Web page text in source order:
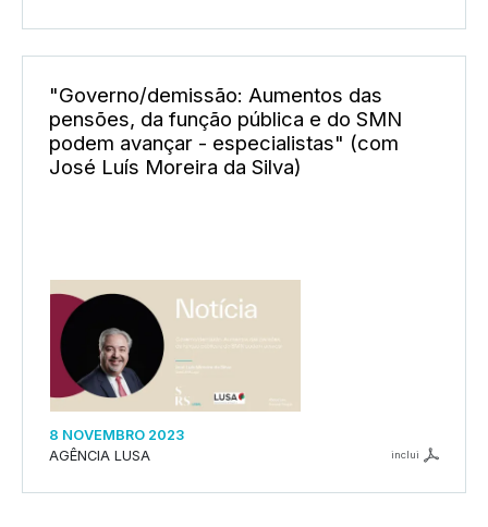
"Governo/demissão: Aumentos das
pensões, da função pública e do SMN
podem avançar - especialistas" (com
José Luís Moreira da Silva)
8 NOVEMBRO 2023
AGÊNCIA LUSA
inclui